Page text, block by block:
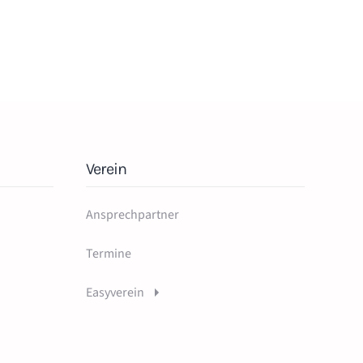
Verein
Ansprechpartner
Termine
Easyverein